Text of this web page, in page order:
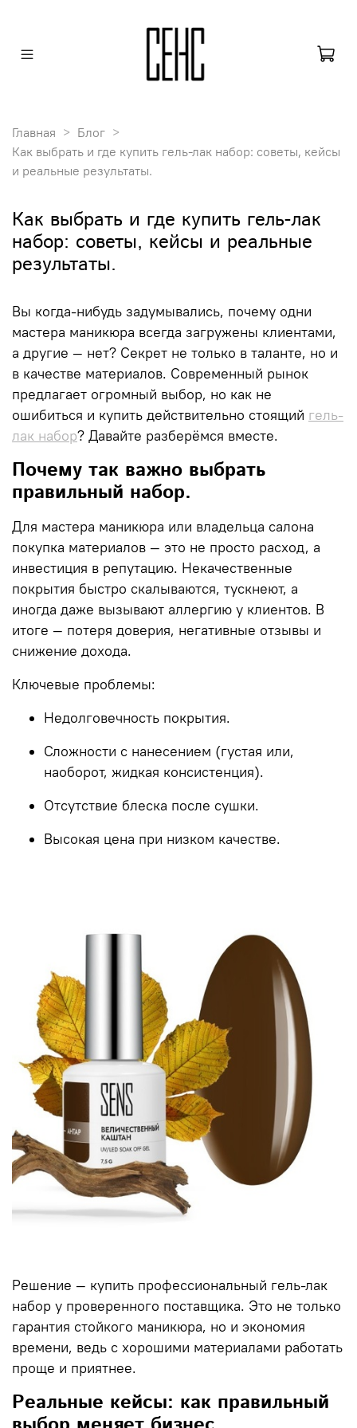
Главная
Блог
Как выбрать и где купить гель-лак набор: советы, кейсы
и реальные результаты.
Как выбрать и где купить гель-лак
набор: советы, кейсы и реальные
результаты.
Вы когда-нибудь задумывались, почему одни
мастера маникюра всегда загружены клиентами,
а другие — нет? Секрет не только в таланте, но и
в качестве материалов. Современный рынок
предлагает огромный выбор, но как не
ошибиться и купить действительно стоящий гель-
лак набор? Давайте разберёмся вместе.
Почему так важно выбрать
правильный набор.
Для мастера маникюра или владельца салона
покупка материалов — это не просто расход, а
инвестиция в репутацию. Некачественные
покрытия быстро скалываются, тускнеют, а
иногда даже вызывают аллергию у клиентов. В
итоге — потеря доверия, негативные отзывы и
снижение дохода.
Ключевые проблемы:
Недолговечность покрытия.
Сложности с нанесением (густая или,
наоборот, жидкая консистенция).
Отсутствие блеска после сушки.
Высокая цена при низком качестве.
Решение — купить профессиональный гель-лак
набор у проверенного поставщика. Это не только
гарантия стойкого маникюра, но и экономия
времени, ведь с хорошими материалами работать
проще и приятнее.
Реальные кейсы: как правильный